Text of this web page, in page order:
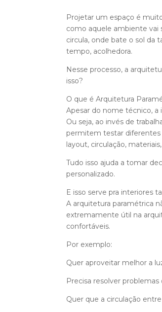
Projetar um espaço é
como aquele ambiente vai
circula, onde bate o sol da
tempo, acolhedora.
Nesse processo, a
isso?
O que é Arquitetura
Apesar do nome técnico, a
Ou seja, ao invés de
permitem testar diferentes
layout, circulação,
Tudo isso ajuda a tomar
personalizado.
E isso serve pra interiores
A arquitetura paramétrica
extremamente útil na
confortáveis.
Por exemplo:
Quer aproveitar melhor a
Precisa resolver
Quer que a circulação